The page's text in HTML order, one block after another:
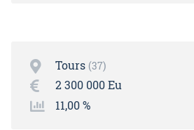
Tours 37
2 300 000 Eu
11,00 %